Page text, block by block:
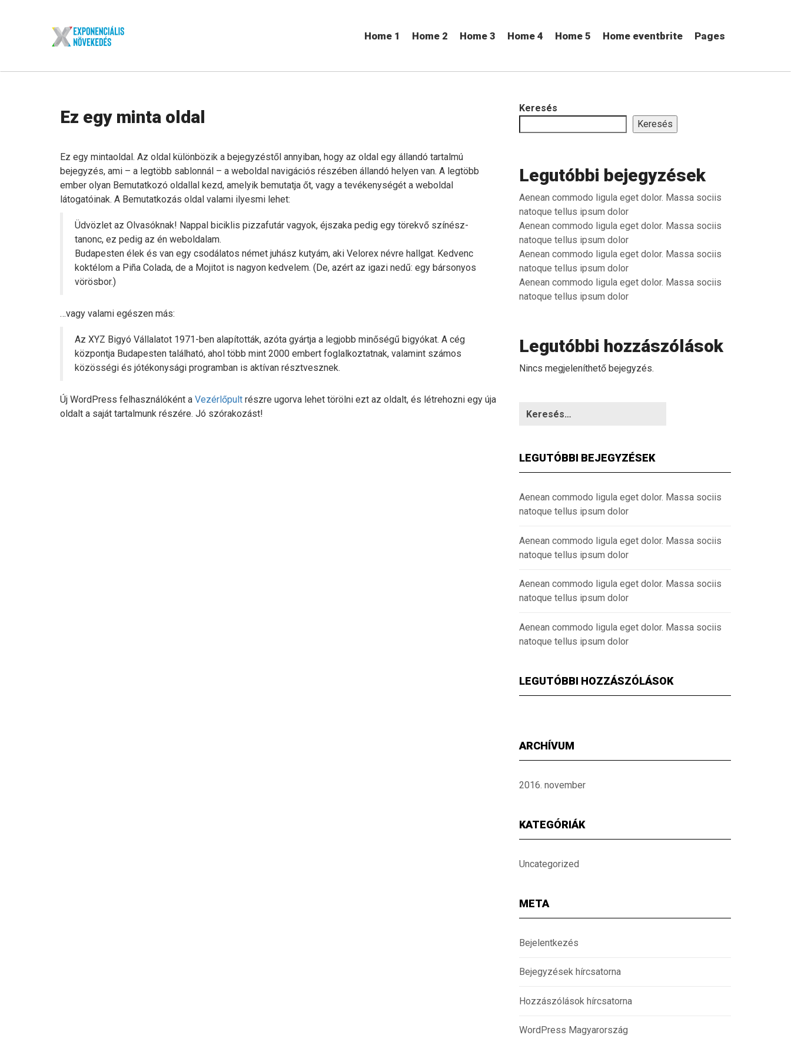
Home 1 Home 2 Home 3 Home 4 Home 5 Home eventbrite Pages
Ez egy minta oldal
Ez egy mintaoldal. Az oldal különbözik a bejegyzéstől annyiban, hogy az oldal egy állandó tartalmú
bejegyzés, ami – a legtöbb sablonnál – a weboldal navigációs részében állandó helyen van. A legtöbb
ember olyan Bemutatkozó oldallal kezd, amelyik bemutatja őt, vagy a tevékenységét a weboldal
látogatóinak. A Bemutatkozás oldal valami ilyesmi lehet:
Üdvözlet az Olvasóknak! Nappal biciklis pizzafutár vagyok, éjszaka pedig egy törekvő színész-
tanonc, ez pedig az én weboldalam.
Budapesten élek és van egy csodálatos német juhász kutyám, aki Velorex névre hallgat. Kedvenc
koktélom a Piña Colada, de a Mojitot is nagyon kedvelem. (De, azért az igazi nedű: egy bársonyos
vörösbor.)
…vagy valami egészen más:
Az XYZ Bigyó Vállalatot 1971-ben alapították, azóta gyártja a legjobb minőségű bigyókat. A cég
központja Budapesten található, ahol több mint 2000 embert foglalkoztatnak, valamint számos
közösségi és jótékonysági programban is aktívan résztvesznek.
Új WordPress felhasználóként a Vezérlőpult részre ugorva lehet törölni ezt az oldalt, és létrehozni egy úja
oldalt a saját tartalmunk részére. Jó szórakozást!
Keresés
Keresés
Legutóbbi bejegyzések
Aenean commodo ligula eget dolor. Massa sociis
natoque tellus ipsum dolor
Aenean commodo ligula eget dolor. Massa sociis
natoque tellus ipsum dolor
Aenean commodo ligula eget dolor. Massa sociis
natoque tellus ipsum dolor
Aenean commodo ligula eget dolor. Massa sociis
natoque tellus ipsum dolor
Legutóbbi hozzászólások
Nincs megjeleníthető bejegyzés.
LEGUTÓBBI BEJEGYZÉSEK
Aenean commodo ligula eget dolor. Massa sociis
natoque tellus ipsum dolor
Aenean commodo ligula eget dolor. Massa sociis
natoque tellus ipsum dolor
Aenean commodo ligula eget dolor. Massa sociis
natoque tellus ipsum dolor
Aenean commodo ligula eget dolor. Massa sociis
natoque tellus ipsum dolor
LEGUTÓBBI HOZZÁSZÓLÁSOK
ARCHÍVUM
2016. november
KATEGÓRIÁK
Uncategorized
META
Bejelentkezés
Bejegyzések hírcsatorna
Hozzászólások hírcsatorna
WordPress Magyarország